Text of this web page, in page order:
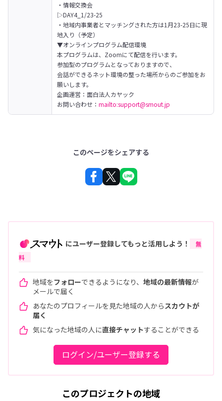
・情報交換会
▷DAY4_1/23-25
・地域内事業者とマッチングされた方は1月23-25日に現
地入り（予定）
▼オンラインプログラム配信環境
本プログラムは、Zoomにて配信を行います。
参加型のプログラムとなっておりますので、
会話ができるネット環境の整った場所からのご参加をお
願いします。
企画運営：面白法人カヤック
お問い合わせ： mailto:support@smout.jp
このページをシェアする
にユーザー登録してもっと活用しよう！
無
料
地域をフォローできるようになり、 地域の最新情報が
メールで届く
あなたのプロフィールを見た地域の人から スカウトが
届く
気になった地域の人に直接チャットすることができる
ログイン/ユーザー登録する
このプロジェクトの地域